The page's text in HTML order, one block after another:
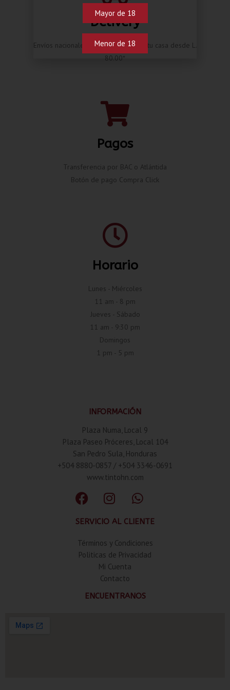
Delivery
Envíos nacionales hasta la puerta de tu casa desde L.
80.00*
Pagos
Transferencia por BAC o Atlántida
Botón de pago Compra Click
Horario
Lunes - Miércoles
11 am - 8 pm
Jueves - Sábado
11 am - 9:30 pm
Domingos
1 pm - 5 pm
INFORMACIÓN
Plaza Numa, Local 9
Plaza Paseo Próceres, Local 104
San Pedro Sula, Honduras
+504 8880-0857 / +504 3346-0691
www.tintohn.com
SERVICIO AL CLIENTE
Términos y Condiciones
Politicas de Privacidad
Mi Cuenta
Contacto
ENCUENTRANOS
Mayor de 18
Menor de 18